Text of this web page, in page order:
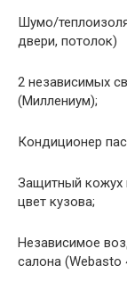
Шумо/
двери, потолок)
2 независимых
(Миллениум);
Кондиционер
Защитный кожух
цвет кузова;
Независимое
салона (Webasto